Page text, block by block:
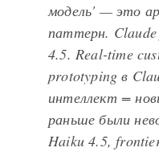
модель' — это
паттерн.
4.5. Real-time
prototyping в
интеллект =
раньше были
Haiku 4.5,